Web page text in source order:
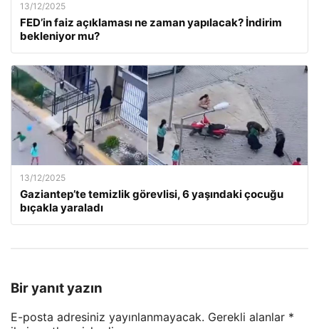
13/12/2025
FED’in faiz açıklaması ne zaman yapılacak? İndirim
bekleniyor mu?
13/12/2025
Gaziantep’te temizlik görevlisi, 6 yaşındaki çocuğu
bıçakla yaraladı
Bir yanıt yazın
E-posta adresiniz yayınlanmayacak. Gerekli alanlar *